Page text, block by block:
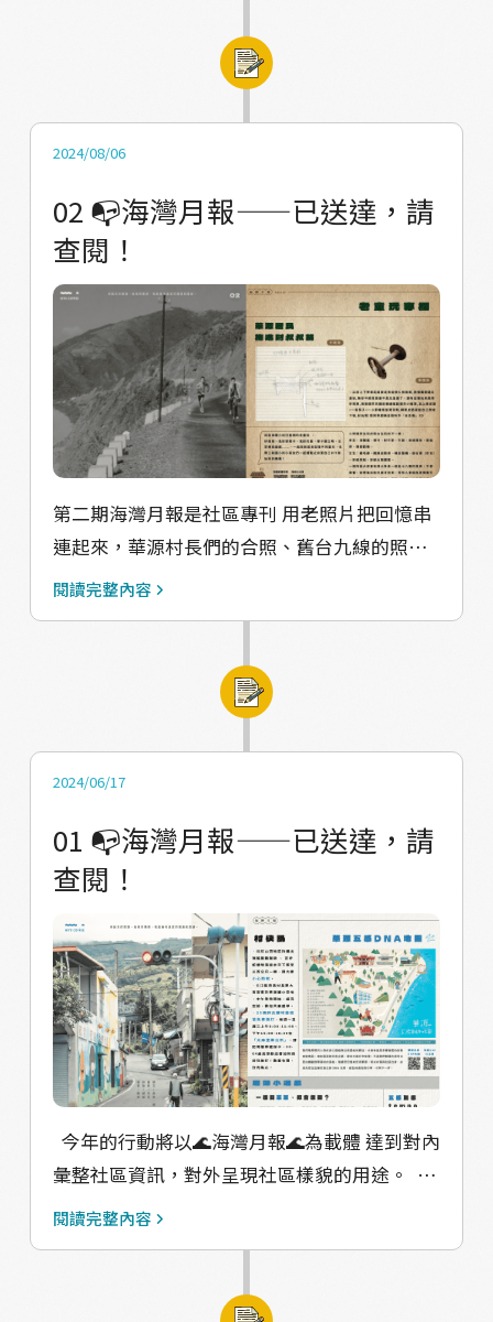
前就讀的華源國小都讀不到了⋯⋯ 所以很多小
朋友說想要未來華源變成人口很多、熱鬧的樣
是畫畫的小朋友就說：「我想要以後回來畫這
家鄉的未來。 🌊海灣月報下載網站：
https://hellohiyucafe.wixsite.com/haiwan-
yuebao 村落線上導覽準備開跑！歡迎大家來
華源村走走，慢下來用五感體驗、感受這裡的
感性✨ 【華源村快訊/三和走讀學堂實驗小學師
生共創/1+1聯合月報/小朋友對社區未來想像/
海癒烘豆體驗/互動小問題】
店），是隱身在整個村落的專案計劃後面，像
是村內企劃部一般的存在。所以我們也常辦理
聚社區情感的同時，把華源村的美好推播共感
合，也是學生們能來一同互動的空間！ 這期月
報也和三和國小一起共同產出，以一次的烘豆
體驗工作坊＋村落探索藝術工作坊的方式產出
內容，並以1+1聯合報的方式發行，大家透過海
灣月報也可以看到三和國小校刊的精華版，更
進一步了解三和走讀學堂實驗小學的精神。海
癒和三和國小一起辦了許多活動，產出許多火
花，包括社區走讀工作坊、每週晨讀時光、烘
豆體驗課和小小咖啡師職場體驗等活動。 透過
這些活動讓小朋友能更認識自己的家鄉和社
區，用不同的方式對家鄉的環境文化背景有更
加深刻的體驗，也希望埋下小小的種子，讓小
的方式存在心中、記憶中。同時也激發他們的
創意和創新精神，讓傳統與現代能夠結合。烘
採集華源在地咖啡豆到親自烘豆、磨豆以及手
他們更了解本地的咖啡產業。 1.加入50克咖啡
豆，小火慢煮。 ＊它有手把，慢慢的轉！！^^
點果香的淡咖色！！ 3.第二次爆的時間是12分
20秒！ 是有淡咖色、深咖色！！！ 4.接下來
把豆磨成粉，敲打讓粉聚 集起來！ 5.接下來，
放入一張神奇的魔法紙 ，用熱水沖泡！ 6.一杯
香甜可口的手沖咖啡完成 🌊海灣月報下載網
站：
https://hellohiyucafe.wixsite.com/haiwan-
yuebao 【華源村快訊/烘豆體驗工作坊/村落
探索藝術工作坊/與學童共創/成果分享/趣味互
2024/08/06
02 📭海灣月報——已送達，請
查閱！
第二期海灣月報是社區專刊 用老照片把回憶串
連起來，華源村長們的合照、舊台九線的照
片、華源國小師生合影⋯⋯ 還有老童玩專欄！
少數在南迴地區沒有原住民族群居住的村落，
是一個居民大多以耕作為主的傳統小農村。 日
進入南迴的入口處，村落因驛站補給機能而繁
本村東臨太平洋，西背中央山脈，南迴鐵、公
路貫穿其間 靠山沿海，風光明媚，民風純樸、
熱情好客。居民以務農為生，農產品除了有名
的釋迦、咖啡以外 還有荔枝、橘子、梨子、枇
杷、波蘿蜜等等，經濟作物以荖花、荖葉為大
宗 另有洛神花汁、蜂蜜等農產加工品，多樣化
的農產品為華源村的特色！🧑‍🌾 📣聽社區的
Wendy阿姨說，40幾年前，村校聯合聯合運動
會，有200多個人！ 那時候超～熱鬧。就算華
源國小現在被廢校了，只剩一個蔣公銅像 但它
對華源仍然是一個重要的地方，除了有重要的
歷史、文化背景之外 它也乘載了許多居民的共
閱讀完整內容
2024/06/17
01 📭海灣月報——已送達，請
查閱！
彙整社區資訊，對外呈現社區樣貌的用途。 對
於社區而言，這份月報除了是能讓資訊流通，
程緊密和社區互動，加深團隊與社區的連結
閱讀完整內容